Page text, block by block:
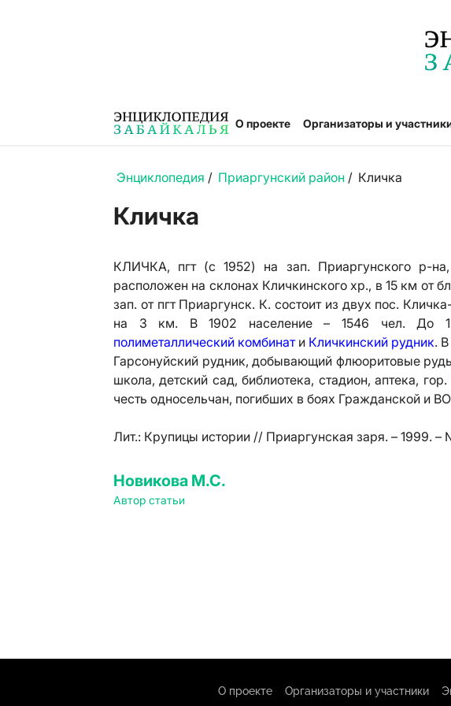
О проекте Организаторы и
Энциклопедия / Приаргунский район / Кличка
Кличка
КЛИЧКА, пгт (с 1952) на зап. Приаргунского р-на,
расположен на склонах Кличкинского хр., в 15 км от
зап. от пгт Приаргунск. К. состоит из двух пос.
на 3 км. В 1902 население – 1546 чел. До
полиметаллический комбинати Кличкинский рудник.
Гарсонуйский рудник, добывающий флюоритовые
школа, детский сад, библиотека, стадион, аптека,
честь односельчан, погибших в боях Гражданской и
Лит.: Крупицы истории // Приаргунская заря. – 1999. –
Новикова М.С.
Автор статьи
О проекте Организаторы и участники